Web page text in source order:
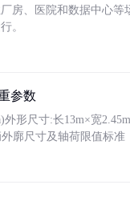
房、医院和数据中心
。
参数
形尺寸:长13m×宽
廓尺寸及轴荷限值标准